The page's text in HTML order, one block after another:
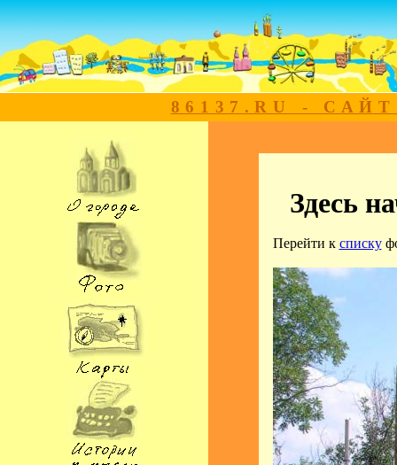
86137.RU -
Здесь
Перейти к списку